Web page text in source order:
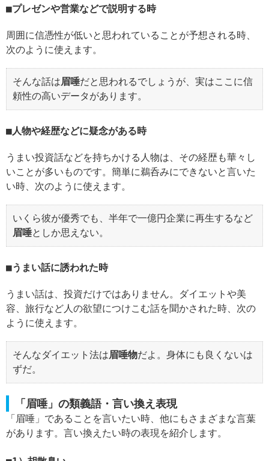
プレゼンや営業などで説明する時
周囲に信憑性が低いと思われていることが予想される時、
次のように使えます。
そんな話は眉唾だと思われるでしょうが、実はここに信
頼性の高いデータがあります。
人物や経歴などに疑念がある時
うまい投資話などを持ちかける人物は、その経歴も華々し
いことが多いものです。簡単に鵜呑みにできないと言いた
い時、次のように使えます。
いくら彼が優秀でも、半年で一億円企業に再生するなど
眉唾としか思えない。
うまい話に誘われた時
うまい話は、投資だけではありません。ダイエットや美
容、旅行など人の欲望につけこむ話を聞かされた時、次の
ように使えます。
そんなダイエット法は眉唾物だよ。身体にも良くないは
ずだ。
「眉唾」の類義語・言い換え表現
「眉唾」であることを言いたい時、他にもさまざまな言葉
があります。言い換えたい時の表現を紹介します。